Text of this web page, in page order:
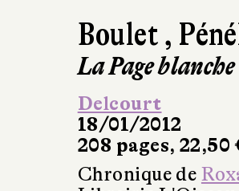
Boulet,
La Page blanche
Delcourt
18/01/2012
208 pages, 22,50
Chronique de